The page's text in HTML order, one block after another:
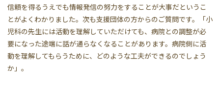
信頼を得るうえでも情報発信の努力をすることが大事だというこ
とがよくわかりました。次も支援団体の方からのご質問です。「小
児科の先生には活動を理解していただけても、病院との調整が必
要になった途端に話が通らなくなることがあります。病院側に活
動を理解してもらうために、どのような工夫ができるのでしょう
か」。